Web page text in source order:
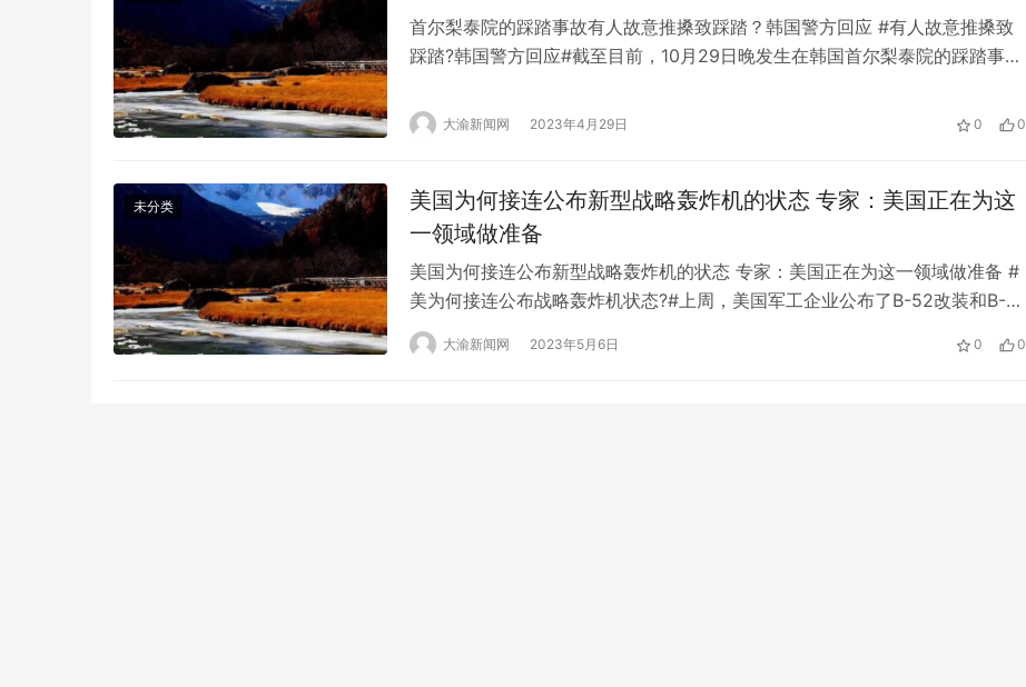
首尔梨泰院的踩踏事故有人故意推搡致踩踏？韩国警方回应 #有人故意推搡致
踩踏?韩国警方回应#截至目前，10月29日晚发生在韩国首尔梨泰院的踩踏事故
沉浸在悲伤的气氛中。 韩国各地都为遇难者设立了灵堂。设在首尔市中心首尔
大渝新闻网 2023年4月29日 0 0
未分类
美国为何接连公布新型战略轰炸机的状态 专家：美国正在为这
一领域做准备
美国为何接连公布新型战略轰炸机的状态 专家：美国正在为这一领域做准备 #
美为何接连公布战略轰炸机状态?#上周，美国军工企业公布了B-52改装和B-21
的最新状态。军事专家对《环球时报》表示，未来几十年，这两种轰炸机将是
美国空军战略打击能力的核心，美国战略轰炸机的发展历程也可供中国借鉴。
大渝新闻网 2023年5月6日 0 0